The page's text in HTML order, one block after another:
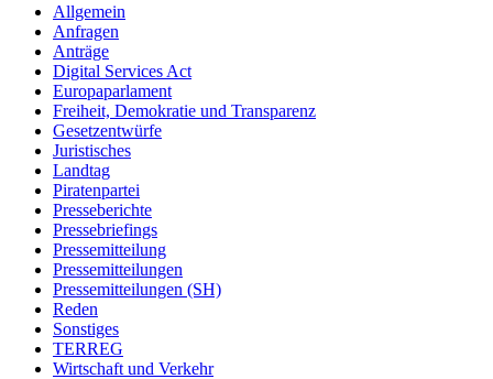
Allgemein
Anfragen
Anträge
Digital Services Act
Europaparlament
Freiheit, Demokratie und Transparenz
Gesetzentwürfe
Juristisches
Landtag
Piratenpartei
Presseberichte
Pressebriefings
Pressemitteilung
Pressemitteilungen
Pressemitteilungen (SH)
Reden
Sonstiges
TERREG
Wirtschaft und Verkehr